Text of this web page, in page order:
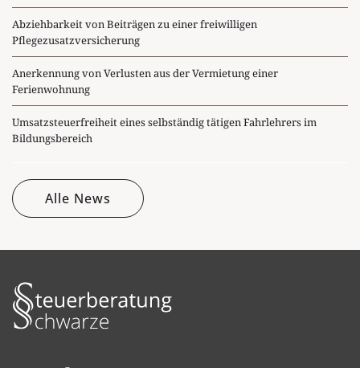
Abziehbarkeit von Beiträgen zu einer freiwilligen
Pflegezusatzversicherung
Anerkennung von Verlusten aus der Vermietung einer
Ferienwohnung
Umsatzsteuerfreiheit eines selbständig tätigen Fahrlehrers im
Bildungsbereich
Alle News